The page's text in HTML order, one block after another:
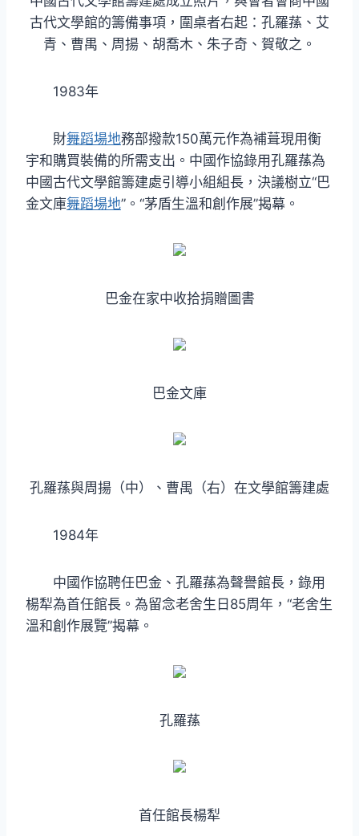
古代文學館的籌備事項，圍桌者右起：孔羅蓀、艾
青、曹禺、周揚、胡喬木、朱子奇、賀敬之。
1983年
財舞蹈場地務部撥款150萬元作為補葺現用衡
宇和購買裝備的所需支出。中國作協錄用孔羅蓀為
中國古代文學館籌建處引導小組組長，決議樹立“巴
金文庫舞蹈場地”。“茅盾生溫和創作展”揭幕。
巴金在家中收拾捐贈圖書
巴金文庫
孔羅蓀與周揚（中）、曹禺（右）在文學館籌建處
1984年
中國作協聘任巴金、孔羅蓀為聲譽館長，錄用
楊犁為首任館長。為留念老舍生日85周年，“老舍生
溫和創作展覽”揭幕。
孔羅蓀
首任館長楊犁